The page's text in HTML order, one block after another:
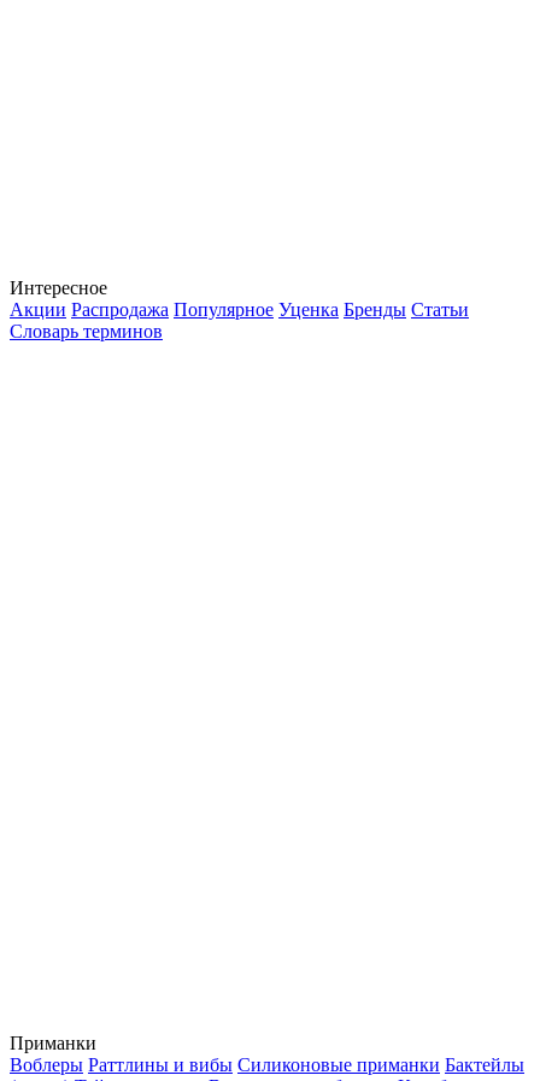
Интересное
Акции Распродажа Популярное Уценка Бренды Статьи
Словарь терминов
Приманки
Воблеры Раттлины и вибы Силиконовые приманки Бактейлы